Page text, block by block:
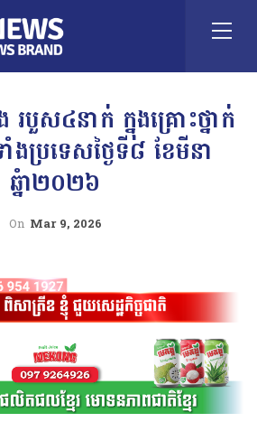
បួស៤នាក់ ក្នុងគ្រោះថ្នាក់
ប្រទេសថ្ងៃទី៨ ខែមីនា
ឆ្នំា២០២៦
On Mar 9, 2026